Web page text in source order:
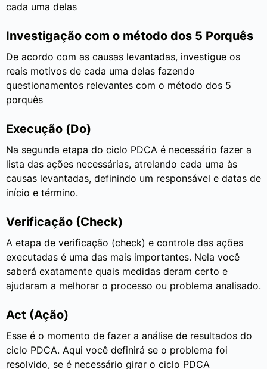
cada uma delas
Investigação com o método dos 5 Porquês
De acordo com as causas levantadas, investigue os
reais motivos de cada uma delas fazendo
questionamentos relevantes com o método dos 5
porquês
Execução (Do)
Na segunda etapa do ciclo PDCA é necessário fazer a
lista das ações necessárias, atrelando cada uma às
causas levantadas, definindo um responsável e datas de
início e término.
Verificação (Check)
A etapa de verificação (check) e controle das ações
executadas é uma das mais importantes. Nela você
saberá exatamente quais medidas deram certo e
ajudaram a melhorar o processo ou problema analisado.
Act (Ação)
Esse é o momento de fazer a análise de resultados do
ciclo PDCA. Aqui você definirá se o problema foi
resolvido, se é necessário girar o ciclo PDCA